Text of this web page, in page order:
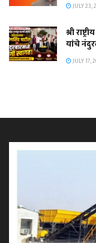
JULY 23,
श्री
यांचे
JULY 17,